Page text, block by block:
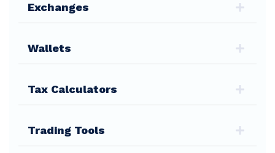
Exchanges
Wallets
Tax Calculators
Trading Tools